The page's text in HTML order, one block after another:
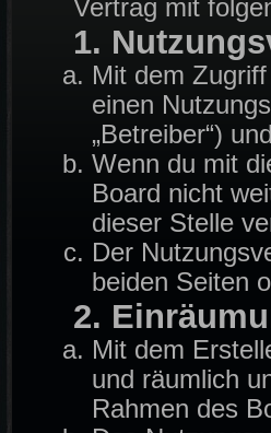
Vertrag mit
1.
Mit dem
einen
„Betreiber“)
Wenn du mit
Board nicht
dieser Stelle
Der
beiden Seiten
2.
Mit dem
und räumlich
Rahmen des